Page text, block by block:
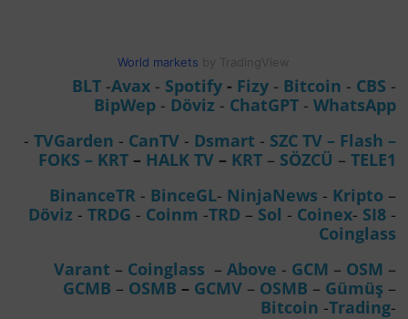
World markets
BLT-Avax- Spotify- Fizy- Bitcoin - CBS -
BipWep- Döviz - ChatGPT- WhatsApp
- TVGarden - CanTV- Dsmart - SZC TV – Flash –
FOKS – KRT– HALK TV– KRT– SÖZCÜ – TELE1
BinanceTR- BinceGL- NinjaNews - Kripto –
Döviz - TRDG - Coinm -TRD – Sol - Coinex- SI8-
Coinglass
Varant – Coinglass – Above - GCM – OSM –
GCMB – OSMB – GCMV – OSMB – Gümüş –
Bitcoin -Trading-